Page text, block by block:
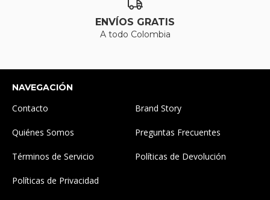
ENVÍOS GRATIS
A todo Colombia
NAVEGACIÓN
Contacto Brand Story
Quiénes Somos Preguntas Frecuentes
Términos de Servicio Políticas de Devolución
Políticas de Privacidad